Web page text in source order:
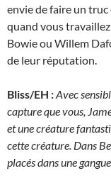
envie de faire un truc
quand vous
Bowie ou Willem
de leur réputation.
Bliss/EH :Avec
capture que vous,
et une créature
cette créature. Dans
placés dans une